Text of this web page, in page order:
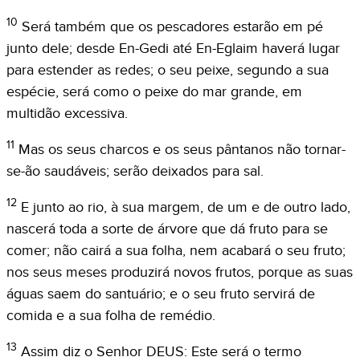
10 Será também que os pescadores estarão em pé
junto dele; desde En-Gedi até En-Eglaim haverá lugar
para estender as redes; o seu peixe, segundo a sua
espécie, será como o peixe do mar grande, em
multidão excessiva.
11 Mas os seus charcos e os seus pântanos não tornar-
se-ão saudáveis; serão deixados para sal.
12 E junto ao rio, à sua margem, de um e de outro lado,
nascerá toda a sorte de árvore que dá fruto para se
comer; não cairá a sua folha, nem acabará o seu fruto;
nos seus meses produzirá novos frutos, porque as suas
águas saem do santuário; e o seu fruto servirá de
comida e a sua folha de remédio.
13 Assim diz o Senhor DEUS: Este será o termo